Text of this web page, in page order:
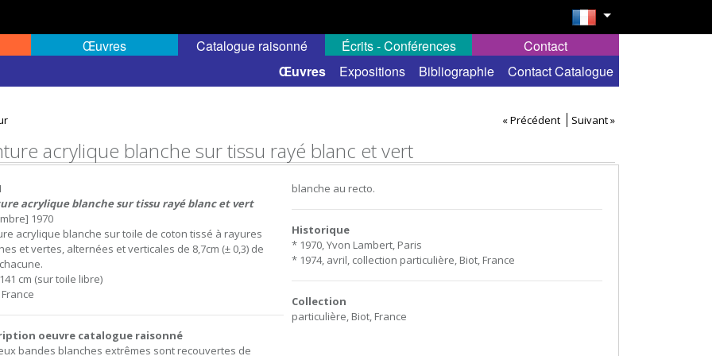
Œuvres
public
Catalogue raisonné
Œuvres Expositions Bibliographie Contact Catalogue
Écrits - Conférences Contact
« Précédent Suivant »
acrylique blanche sur tissu rayé blanc et vert
acrylique blanche sur tissu rayé blanc et vert
1970
acrylique blanche sur toile de coton tissé à rayures
et vertes, alternées et verticales de 8,7cm (± 0,3) de
cm (sur toile libre)
oeuvre catalogue raisonné
bandes blanches extrêmes sont recouvertes de
blanche au recto.
Historique
* 1970, Yvon Lambert, Paris
* 1974, avril, collection particulière, Biot, France
Collection
particulière, Biot, France